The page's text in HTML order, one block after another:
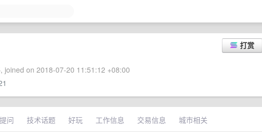
打赏
joined on 2018-07-20 11:51:12 +08:00
提问 技术话题 好玩 工作信息 交易信息 城市相关